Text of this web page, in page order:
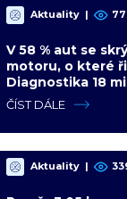
Aktuality |
V 58 % aut se
motoru, o které
Diagnostika 18
ukázala dalších 4
ČÍST DÁLE
Aktuality |